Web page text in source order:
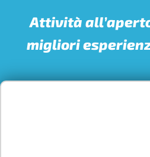
Attività
migliori